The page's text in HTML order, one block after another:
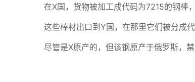
在X国，货物被加工成代码为7215的钢棒
这些棒材出口到Y国，在那里它们被分成
尽管是X原产的，但该钢原产于俄罗斯，